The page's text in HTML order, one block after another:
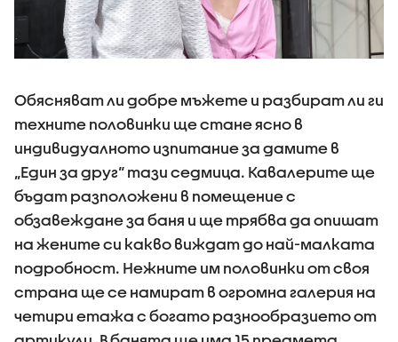
Обясняват ли добре мъжете и разбират ли ги
техните половинки ще стане ясно в
индивидуалното изпитание за дамите в
„Един за друг“ тази седмица. Кавалерите ще
бъдат разположени в помещение с
обзавеждане за баня и ще трябва да опишат
на жените си какво виждат до най-малката
подробност. Нежните им половинки от своя
страна ще се намират в огромна галерия на
четири етажа с богато разнообразието от